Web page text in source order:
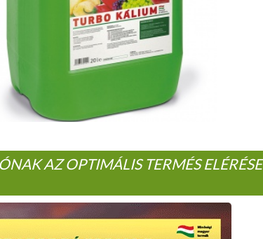
AZ OPTIMÁLIS TERMÉS ELÉRÉSE